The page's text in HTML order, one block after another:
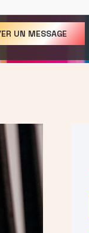
UN MESSAGE